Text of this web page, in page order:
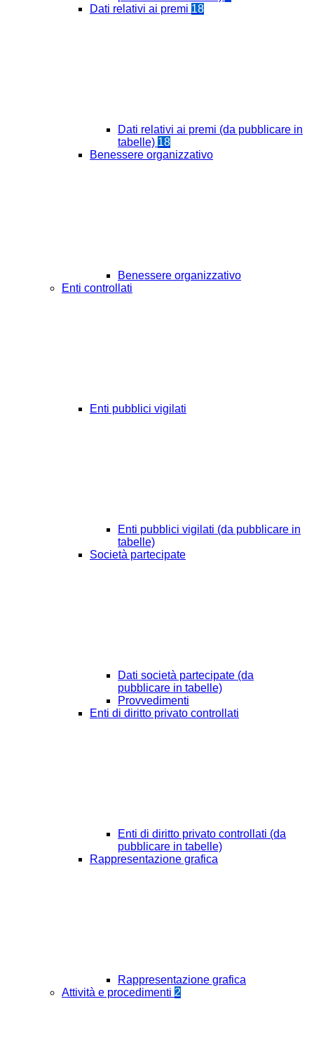
Dati relativi ai premi 18
Dati relativi ai premi (da pubblicare in
tabelle) 18
Benessere organizzativo
Benessere organizzativo
Enti controllati
Enti pubblici vigilati
Enti pubblici vigilati (da pubblicare in
tabelle)
Società partecipate
Dati società partecipate (da
pubblicare in tabelle)
Provvedimenti
Enti di diritto privato controllati
Enti di diritto privato controllati (da
pubblicare in tabelle)
Rappresentazione grafica
Rappresentazione grafica
Attività e procedimenti 2